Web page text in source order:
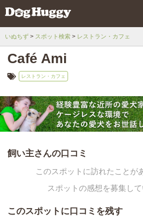
いぬちず スポット検索 レストラン・カフェ
Café Ami
レストラン・カフェ
飼い主さんの口コミ
このスポットに訪れたことが
スポットの感想を募集して
このスポットに口コミを残す